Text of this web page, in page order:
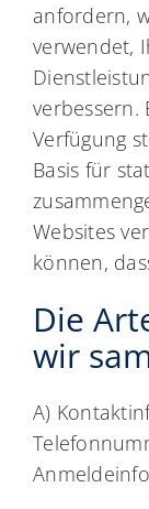
anfordern,
verwendet,
verbessern.
Verfügung
Basis für
Websites
können,
Die
wir
A)